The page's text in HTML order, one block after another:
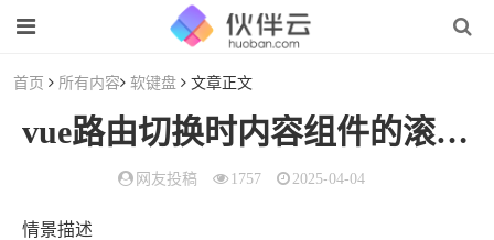
首页 所有内容 软键盘 文章正文
vue路由切换时内容组件的滚动条回到顶部
网友投稿 1757 2025-04-04
情景描述